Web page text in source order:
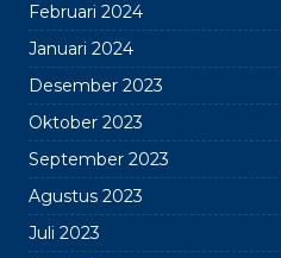
Februari 2024
Januari 2024
Desember 2023
Oktober 2023
September 2023
Agustus 2023
Juli 2023